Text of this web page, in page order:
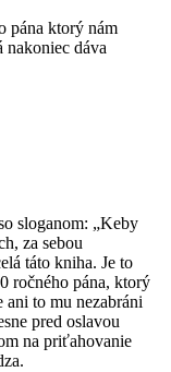
pána ktorý nám
nakoniec dáva
sloganom: „Keby
za sebou
táto kniha. Je to
ročného pána, ktorý
to mu nezabráni
pred oslavou
na priťahovanie